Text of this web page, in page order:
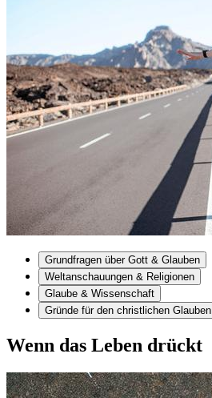
Grundfragen über Gott & Glauben
Weltanschauungen & Religionen
Glaube & Wissenschaft
Gründe für den christlichen Glauben
Wenn das Leben drückt